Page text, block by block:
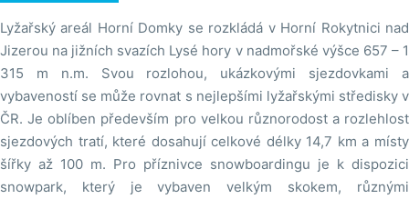
Lyžařský areál Horní Domky se rozkládá v Horní Rokytnici nad
Jizerou na jižních svazích Lysé hory v nadmořské výšce 657 – 1
315 m n.m. Svou rozlohou, ukázkovými sjezdovkami a
vybaveností se může rovnat s nejlepšími lyžařskými středisky v
ČR. Je oblíben především pro velkou různorodost a rozlehlost
sjezdových tratí, které dosahují celkové délky 14,7 km a místy
šířky až 100 m. Pro příznivce snowboardingu je k dispozici
snowpark, který je vybaven velkým skokem, různými